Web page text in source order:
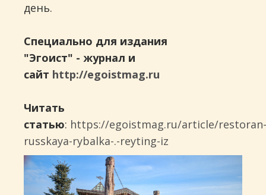
день.
Специально для издания
"Эгоист" - журнал и
сайт http://egoistmag.ru
Читать
статью: https://egoistmag.ru/article/restoran-
russkaya-rybalka-.-reyting-iz